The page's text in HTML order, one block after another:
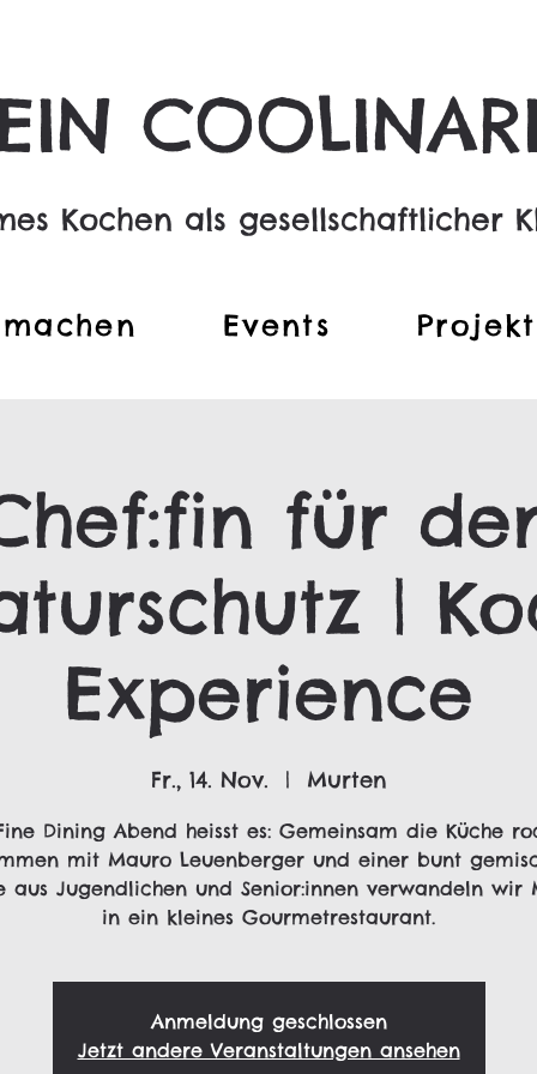
Kochen als gesellschaftlicher
Events
für
|
Experience
Fr., 14. Nov.
  |
Murten
Dining Abend heisst es: Gemeinsam die Küche
mit Mauro Leuenberger und einer bunt
aus Jugendlichen und Senior:innen verwandeln wir
in ein kleines Gourmetrestaurant.
Anmeldung geschlossen
Jetzt andere Veranstaltungen ansehen